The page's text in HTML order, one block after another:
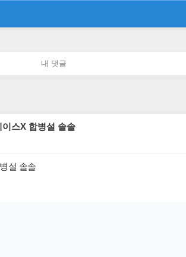
내 댓글
이스X 합병설 솔솔
설 솔솔